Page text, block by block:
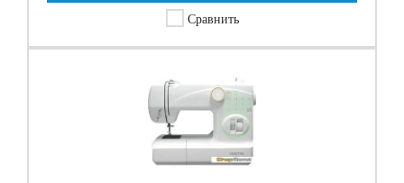
Сравнить